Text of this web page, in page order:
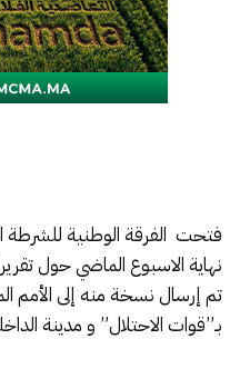
فتحت الفرقة الوطنية للشرطة
نهاية الاسبوع الماضي حول
تم إرسال نسخة منه إلى
بـ”قوات الاحتلال” و مدينة